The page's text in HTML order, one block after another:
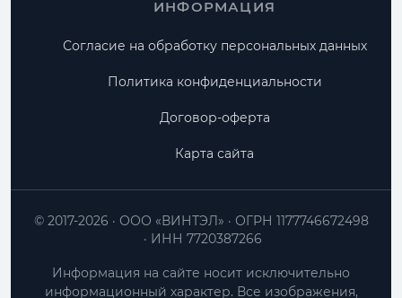
ИНФОРМАЦИЯ
Согласие на обработку персональных данных
Политика конфиденциальности
Договор-оферта
Карта сайта
ООО «ВИНТЭЛ»
ОГРН 1177746672498
ИНН 7720387266
© 2017-2026
Информация на сайте носит исключительно
информационный характер. Все изображения,